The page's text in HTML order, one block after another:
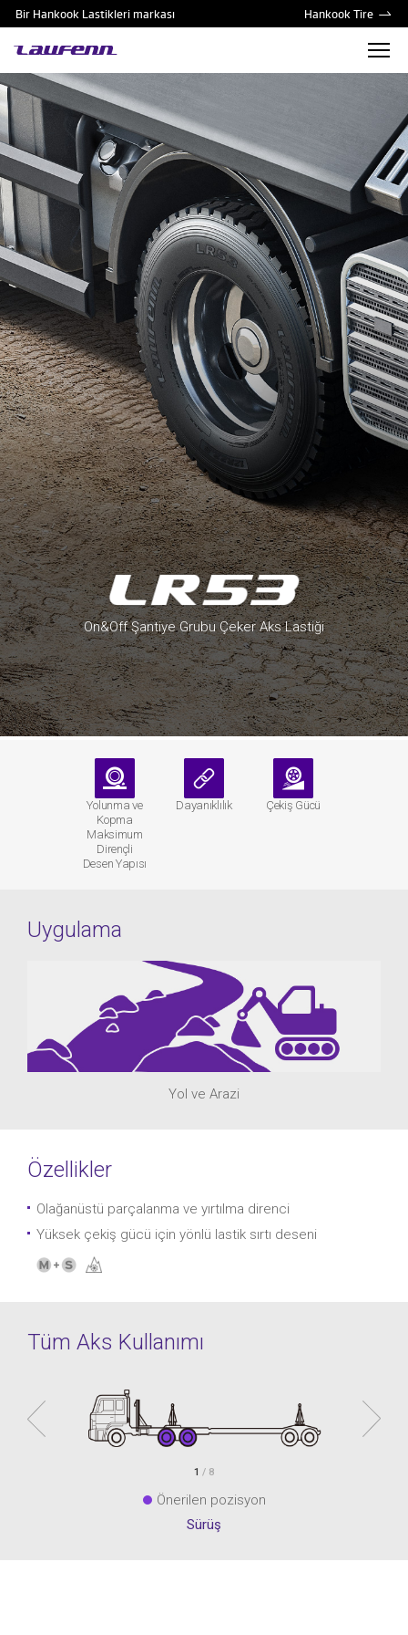
Bir Hankook Lastikleri markası Hankook Tire
On&Off Şantiye Grubu Çeker Aks Lastiği
Yolunma ve
Kopma
Maksimum
Dirençli
Desen Yapısı
Dayanıklılık Çekiş Gücü
Uygulama
Yol ve Arazi
Özellikler
Olağanüstü parçalanma ve yırtılma direnci
Yüksek çekiş gücü için yönlü lastik sırtı deseni
Tüm Aks Kullanımı
1 / 8
Önerilen pozisyon
Sürüş